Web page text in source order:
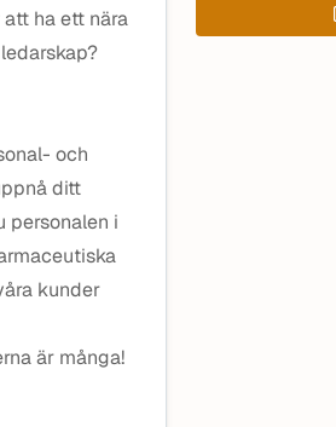
ha ett nära
och
ditt
personalen i
kunder
är många!